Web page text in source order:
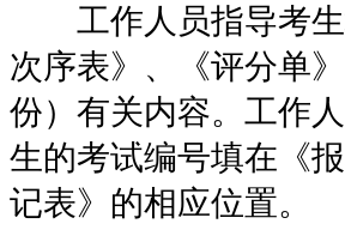
工作人员指导考生
次序表》、《评分单
份）有关内容。工作
生的考试编号填在《
记表》的相应位置。